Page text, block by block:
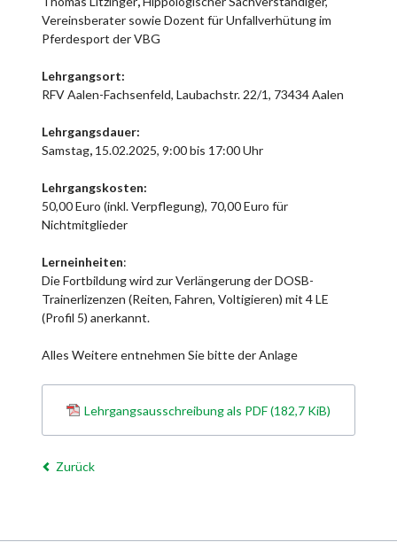
Vereinsberater sowie Dozent für Unfallverhütung im
Pferdesport der VBG
Lehrgangsort:
RFV Aalen-Fachsenfeld, Laubachstr. 22/1, 73434 Aalen
Lehrgangsdauer:
Samstag, 15.02.2025, 9:00 bis 17:00 Uhr
Lehrgangskosten:
50,00 Euro (inkl. Verpflegung), 70,00 Euro für
Nichtmitglieder
Lerneinheiten:
Die Fortbildung wird zur Verlängerung der DOSB-
Trainerlizenzen (Reiten, Fahren, Voltigieren) mit 4 LE
(Profil 5) anerkannt.
Alles Weitere entnehmen Sie bitte der Anlage
Lehrgangsausschreibung als PDF(182,7 KiB)
Zurück